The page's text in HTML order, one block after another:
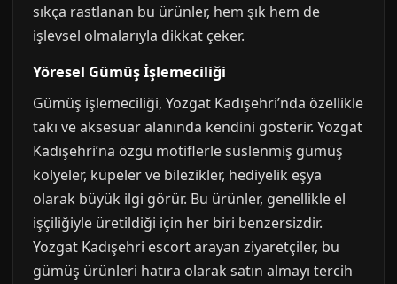
sıkça rastlanan bu ürünler, hem şık hem de
işlevsel olmalarıyla dikkat çeker.
Yöresel Gümüş İşlemeciliği
Gümüş işlemeciliği, Yozgat Kadışehri’nda özellikle
takı ve aksesuar alanında kendini gösterir. Yozgat
Kadışehri’na özgü motiflerle süslenmiş gümüş
kolyeler, küpeler ve bilezikler, hediyelik eşya
olarak büyük ilgi görür. Bu ürünler, genellikle el
işçiliğiyle üretildiği için her biri benzersizdir.
Yozgat Kadışehri escort arayan ziyaretçiler, bu
gümüş ürünleri hatıra olarak satın almayı tercih